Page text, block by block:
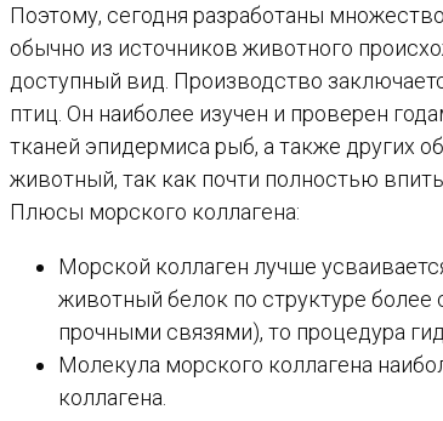
Поэтому, сегодня разработаны
обычно из источников животного
доступный вид. Производство
птиц. Он наиболее изучен и проверен
тканей эпидермиса рыб, а также других
животный, так как почти полностью
Плюсы морского коллагена:
Морской коллаген лучше
животный белок по структуре
прочными связями), то процедура
Молекула морского коллагена
коллагена.